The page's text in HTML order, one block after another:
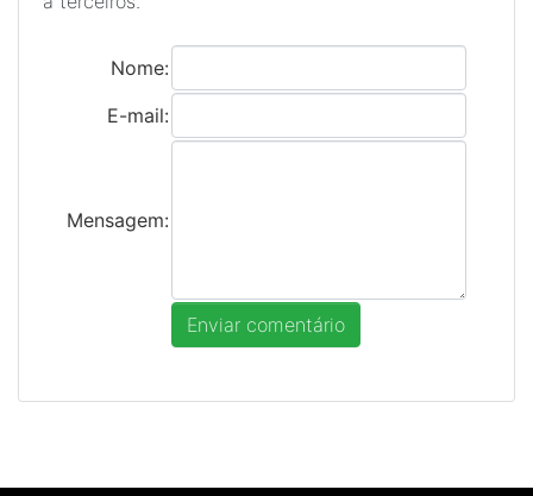
Nome:
E-mail:
Mensagem: